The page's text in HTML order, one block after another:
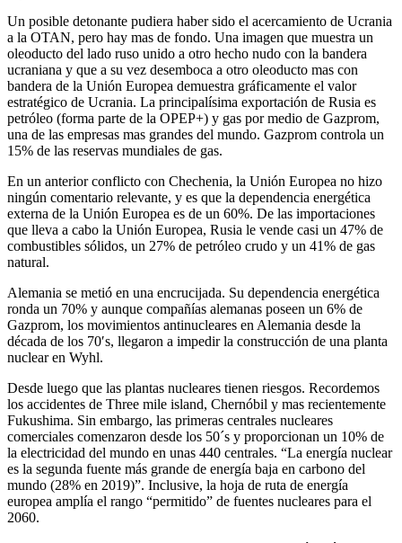
Un posible detonante pudiera haber sido el acercamiento de Ucrania
a la OTAN, pero hay mas de fondo. Una imagen que muestra un
oleoducto del lado ruso unido a otro hecho nudo con la bandera
ucraniana y que a su vez desemboca a otro oleoducto mas con
bandera de la Unión Europea demuestra gráficamente el valor
estratégico de Ucrania. La principalísima exportación de Rusia es
petróleo (forma parte de la OPEP+) y gas por medio de Gazprom,
una de las empresas mas grandes del mundo. Gazprom controla un
15% de las reservas mundiales de gas.
En un anterior conflicto con Chechenia, la Unión Europea no hizo
ningún comentario relevante, y es que la dependencia energética
externa de la Unión Europea es de un 60%. De las importaciones
que lleva a cabo la Unión Europea, Rusia le vende casi un 47% de
combustibles sólidos, un 27% de petróleo crudo y un 41% de gas
natural.
Alemania se metió en una encrucijada. Su dependencia energética
ronda un 70% y aunque compañías alemanas poseen un 6% de
Gazprom, los movimientos antinucleares en Alemania desde la
década de los 70′s, llegaron a impedir la construcción de una planta
nuclear en Wyhl.
Desde luego que las plantas nucleares tienen riesgos. Recordemos
los accidentes de Three mile island, Chernóbil y mas recientemente
Fukushima. Sin embargo, las primeras centrales nucleares
comerciales comenzaron desde los 50´s y proporcionan un 10% de
la electricidad del mundo en unas 440 centrales. “La energía nuclear
es la segunda fuente más grande de energía baja en carbono del
mundo (28% en 2019)”. Inclusive, la hoja de ruta de energía
europea amplía el rango “permitido” de fuentes nucleares para el
2060.